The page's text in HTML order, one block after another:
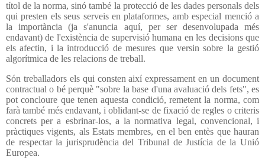
títol de la norma, sinó també la protecció de les dades personals dels
qui presten els seus serveis en plataformes, amb especial menció a
la importància (ja s'anuncia aquí, per ser desenvolupada més
endavant) de l'existència de supervisió humana en les decisions que
els afectin, i la introducció de mesures que versin sobre la gestió
algorítmica de les relacions de treball.
Són treballadors els qui consten així expressament en un document
contractual o bé perquè "sobre la base d'una avaluació dels fets", es
pot concloure que tenen aquesta condició, remetent la norma, com
farà també més endavant, i oblidant-se de fixació de regles o criteris
concrets per a esbrinar-los, a la normativa legal, convencional, i
pràctiques vigents, als Estats membres, en el ben entès que hauran
de respectar la jurisprudència del Tribunal de Justícia de la Unió
Europea.